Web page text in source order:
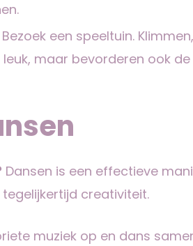
Bezoek een speeltuin.
leuk, maar bevorderen ook
Dansen is een effectieve
creativiteit.
muziek op en dans